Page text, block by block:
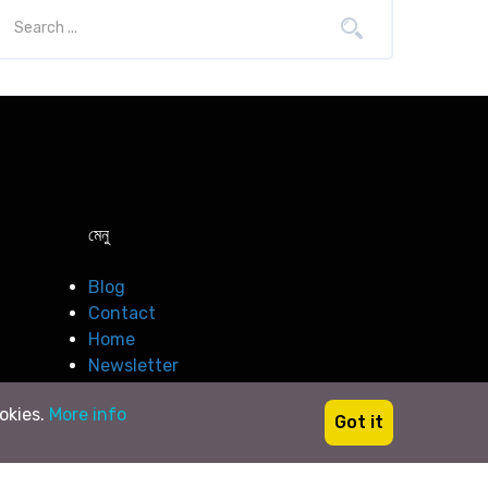
মেনু
Blog
Contact
Home
Newsletter
More info Got it